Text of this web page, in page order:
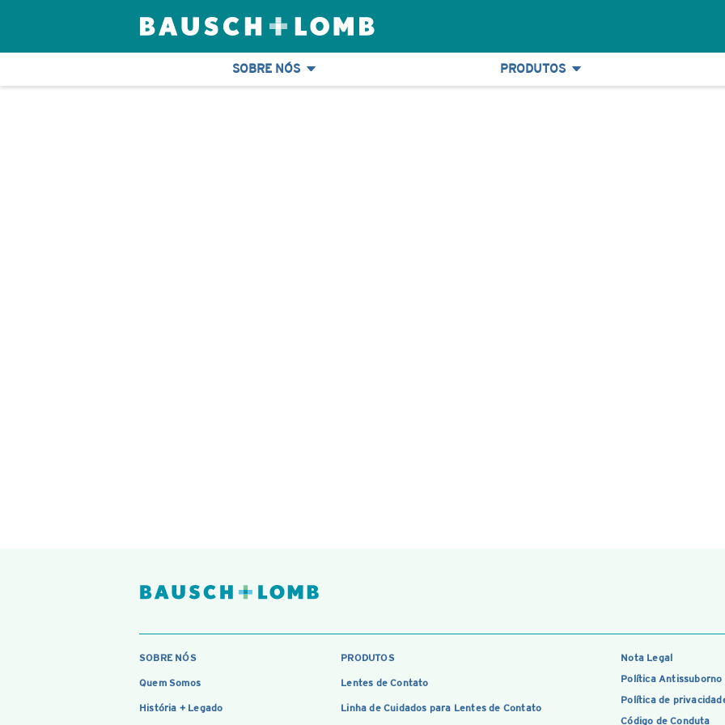
SOBRE NÓS PRODUTOS
SOBRE NÓS
Quem Somos
História + Legado
PRODUTOS
Lentes de Contato
Linha de Cuidados para Lentes de Contato
Nota Legal
Política Antissuborno
Política de
Código de Conduta